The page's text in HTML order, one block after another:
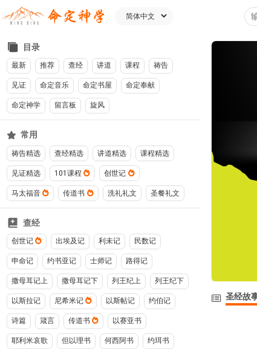
目录
最新 推荐 查经 讲道 课程 祷告
见证 命定音乐 命定书屋 命定奉献
命定神学 留言板 旋风
常用
祷告精选 查经精选 讲道精选 课程精选
见证精选 101课程 创世记
马太福音 传道书 洗礼礼文 圣餐礼文
查经
创世记 出埃及记 利未记 民数记
申命记 约书亚记 士师记 路得记
撒母耳记上 撒母耳记下 列王纪上 列王纪下
以斯拉记 尼希米记 以斯帖记 约伯记
诗篇 箴言 传道书 以赛亚书
耶利米哀歌 但以理书 何西阿书 约珥书
圣经故